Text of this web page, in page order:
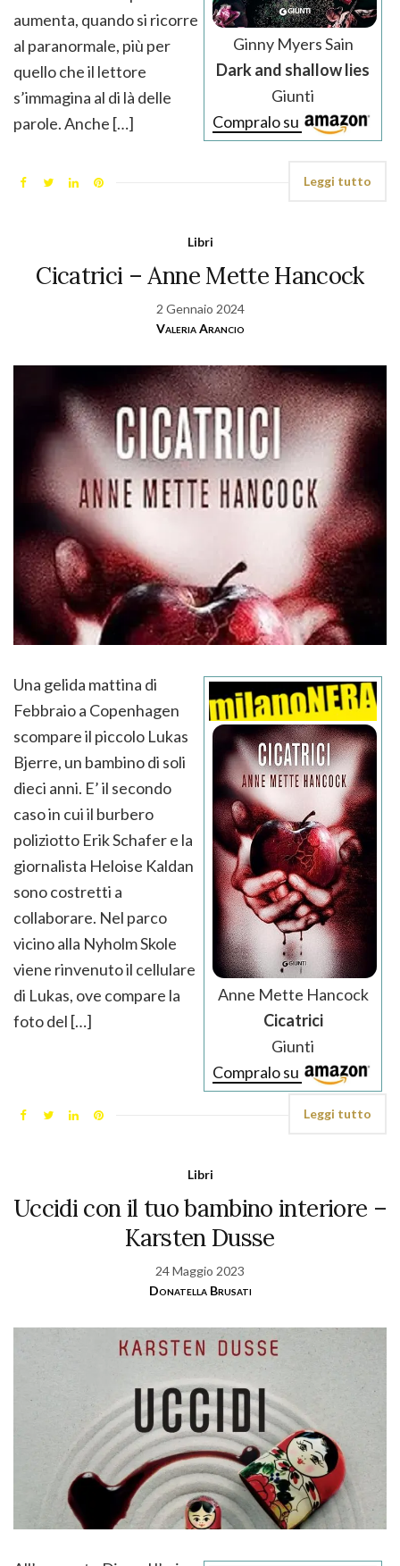
Ginny Myers Sain
Dark and shallow lies
Giunti
Compralo su
aumenta, quando si ricorre
al paranormale, più per
quello che il lettore
s’immagina al di là delle
parole. Anche […]
Leggi tutto
Libri
Cicatrici – Anne Mette Hancock
2 Gennaio 2024
Valeria Arancio
Anne Mette Hancock
Cicatrici
Giunti
Compralo su
Una gelida mattina di
Febbraio a Copenhagen
scompare il piccolo Lukas
Bjerre, un bambino di soli
dieci anni. E’ il secondo
caso in cui il burbero
poliziotto Erik Schafer e la
giornalista Heloise Kaldan
sono costretti a
collaborare. Nel parco
vicino alla Nyholm Skole
viene rinvenuto il cellulare
di Lukas, ove compare la
foto del […]
Leggi tutto
Libri
Uccidi con il tuo bambino interiore –
Karsten Dusse
24 Maggio 2023
Donatella Brusati